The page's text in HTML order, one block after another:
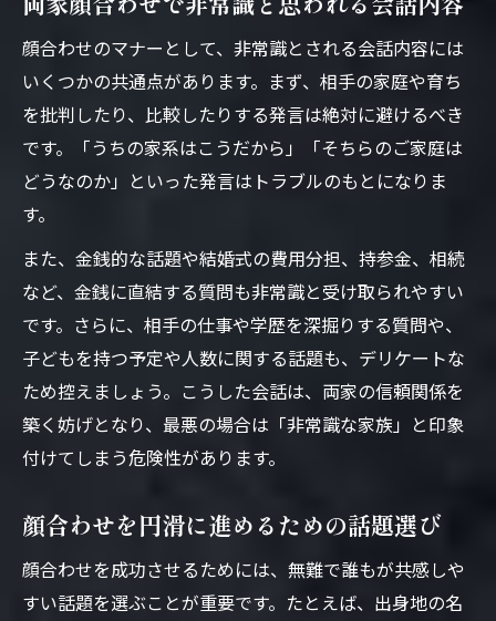
顔合わせのマナーとして、非常識とされる会話内容には
いくつかの共通点があります。まず、相手の家庭や育ち
を批判したり、比較したりする発言は絶対に避けるべき
です。「うちの家系はこうだから」「そちらのご家庭は
どうなのか」といった発言はトラブルのもとになりま
す。
また、金銭的な話題や結婚式の費用分担、持参金、相続
など、金銭に直結する質問も非常識と受け取られやすい
です。さらに、相手の仕事や学歴を深掘りする質問や、
子どもを持つ予定や人数に関する話題も、デリケートな
ため控えましょう。こうした会話は、両家の信頼関係を
築く妨げとなり、最悪の場合は「非常識な家族」と印象
付けてしまう危険性があります。
顔合わせを円滑に進めるための話題選び
顔合わせを成功させるためには、無難で誰もが共感しや
すい話題を選ぶことが重要です。たとえば、出身地の名